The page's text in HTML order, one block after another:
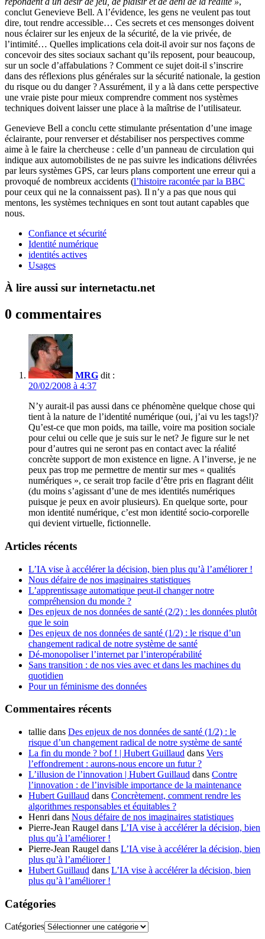
conclut Genevieve Bell. A l’évidence, les gens ne veulent pas tout
dire, tout rendre accessible… Ces secrets et ces mensonges doivent
nous éclairer sur les enjeux de la sécurité, de la vie privée, de
l’intimité… Quelles implications cela doit-il avoir sur nos façons de
concevoir des sites sociaux sachant qu’ils reposent, pour beaucoup,
sur un socle d’affabulations ? Comment ce sujet doit-il s’inscrire
dans des réflexions plus générales sur la sécurité nationale, la gestion
du risque ou du danger ? Assurément, il y a là dans cette perspective
une vraie piste pour mieux comprendre comment nos systèmes
techniques doivent laisser une place à la maîtrise de l’utilisateur.
Genevieve Bell a conclu cette stimulante présentation d’une image
éclairante, pour renverser et déstabiliser nos perspectives comme
aime à le faire la chercheuse : celle d’un panneau de circulation qui
indique aux automobilistes de ne pas suivre les indications délivrées
par leurs systèmes GPS, car leurs plans comportent une erreur qui a
provoqué de nombreux accidents (l’histoire racontée par la BBC
pour ceux qui ne la connaissent pas). Il n’y a pas que nous qui
mentons, les systèmes techniques en sont tout autant capables que
nous.
Confiance et sécurité
Identité numérique
identités actives
Usages
À lire aussi sur internetactu.net
0 commentaires
MRG dit :
20/02/2008 à 4:37
N’y aurait-il pas aussi dans ce phénomène quelque chose qui
tient à la nature de l’identité numérique (oui, j’ai vu les tags!)?
Qu’est-ce que mon poids, ma taille, voire ma position sociale
pour celui ou celle que je suis sur le net? Je figure sur le net
pour d’autres qui ne seront pas en contact avec la réalité
concrète support de mon existence en ligne. A l’inverse, je ne
peux pas trop me permettre de mentir sur mes « qualités
numériques », ce serait trop facile d’être pris en flagrant délit
(du moins s’agissant d’une de mes identités numériques
puisque je peux en avoir plusieurs). En quelque sorte, pour
mon identité numérique, c’est mon identité socio-corporelle
qui devient virtuelle, fictionnelle.
Articles récents
L’IA vise à accélérer la décision, bien plus qu’à l’améliorer !
Nous défaire de nos imaginaires statistiques
L’apprentissage automatique peut-il changer notre
compréhension du monde ?
Des enjeux de nos données de santé (2/2) : les données plutôt
que le soin
Des enjeux de nos données de santé (1/2) : le risque d’un
changement radical de notre système de santé
Dé-monopoliser l’internet par l’interopérabilité
Sans transition : de nos vies avec et dans les machines du
quotidien
Pour un féminisme des données
Commentaires récents
tallie dans Des enjeux de nos données de santé (1/2) : le
risque d’un changement radical de notre système de santé
La fin du monde ? bof ! | Hubert Guillaud dans Vers
l’effondrement : aurons-nous encore un futur ?
L’illusion de l’innovation | Hubert Guillaud dans Contre
l’innovation : de l’invisible importance de la maintenance
Hubert Guillaud dans Concrètement, comment rendre les
algorithmes responsables et équitables ?
Henri dans Nous défaire de nos imaginaires statistiques
Pierre-Jean Raugel dans L’IA vise à accélérer la décision, bien
plus qu’à l’améliorer !
Pierre-Jean Raugel dans L’IA vise à accélérer la décision, bien
plus qu’à l’améliorer !
Hubert Guillaud dans L’IA vise à accélérer la décision, bien
plus qu’à l’améliorer !
Catégories
Catégories